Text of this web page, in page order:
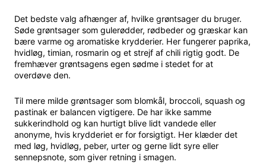
Det bedste valg afhænger af, hvilke grøntsager du bruger.
Søde grøntsager som gulerødder, rødbeder og græskar kan
bære varme og aromatiske krydderier. Her fungerer paprika,
hvidløg, timian, rosmarin og et strejf af chili rigtig godt. De
fremhæver grøntsagens egen sødme i stedet for at
overdøve den.
Til mere milde grøntsager som blomkål, broccoli, squash og
pastinak er balancen vigtigere. De har ikke samme
sukkerindhold og kan hurtigt blive lidt vandede eller
anonyme, hvis krydderiet er for forsigtigt. Her klæder det
med løg, hvidløg, peber, urter og gerne lidt syre eller
sennepsnote, som giver retning i smagen.